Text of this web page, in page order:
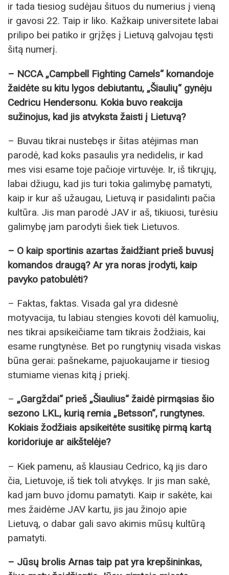
ir tada tiesiog sudėjau šituos du numerius į vieną
ir gavosi 22. Taip ir liko. Kažkaip universitete labai
prilipo bei patiko ir grįžęs į Lietuvą galvojau tęsti
šitą numerį.
– NCCA „Campbell Fighting Camels“ komandoje
žaidėte su kitu lygos debiutantu, „Šiaulių“ gynėju
Cedricu Hendersonu. Kokia buvo reakcija
sužinojus, kad jis atvyksta žaisti į Lietuvą?
– Buvau tikrai nustebęs ir šitas atėjimas man
parodė, kad koks pasaulis yra nedidelis, ir kad
mes visi esame toje pačioje virtuvėje. Ir, iš tikrųjų,
labai džiugu, kad jis turi tokia galimybę pamatyti,
kaip ir kur aš užaugau, Lietuvą ir pasidalinti pačia
kultūra. Jis man parodė JAV ir aš, tikiuosi, turėsiu
galimybę jam parodyti šiek tiek Lietuvos.
– O kaip sportinis azartas žaidžiant prieš buvusį
komandos draugą? Ar yra noras įrodyti, kaip
pavyko patobulėti?
– Faktas, faktas. Visada gal yra didesnė
motyvacija, tu labiau stengies kovoti dėl kamuolių,
nes tikrai apsikeičiame tam tikrais žodžiais, kai
esame rungtynėse. Bet po rungtynių visada viskas
būna gerai: pašnekame, pajuokaujame ir tiesiog
stumiame vienas kitą į priekį.
– „Gargždai“ prieš „Šiaulius“ žaidė pirmąsias šio
sezono LKL, kurią remia „Betsson“, rungtynes.
Kokiais žodžiais apsikeitėte susitikę pirmą kartą
koridoriuje ar aikštelėje?
– Kiek pamenu, aš klausiau Cedrico, ką jis daro
čia, Lietuvoje, iš tiek toli atvykęs. Ir jis man sakė,
kad jam buvo įdomu pamatyti. Kaip ir sakėte, kai
mes žaidėme JAV kartu, jis jau žinojo apie
Lietuvą, o dabar gali savo akimis mūsų kultūrą
pamatyti.
– Jūsų brolis Arnas taip pat yra krepšininkas,